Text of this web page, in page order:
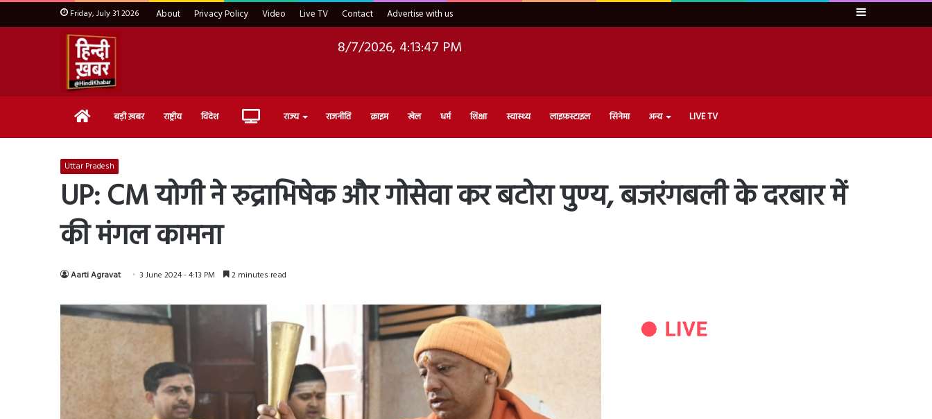
Friday, July 31 2026 About Privacy Policy Video Live TV Contact Advertise with us Sidebar
8/7/2026, 4:13:48 PM
Home बड़ी ख़बर राष्ट्रीय विदेश Live राज्य राजनीति क्राइम खेल धर्म शिक्षा स्वास्थ्य लाइफ़स्टाइल सिनेमा अन्य LIVE TV
Uttar Pradesh
UP: CM योगी ने रुद्राभिषेक और गोसेवा कर बटोरा पुण्य, बजरंगबली के दरबार में
की मंगल कामना
Aarti Agravat 3 June 2024 - 4:13 PM 2 minutes read